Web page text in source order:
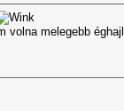
volna melegebb